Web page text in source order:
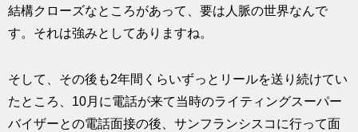
結構クローズなところがあって、要は人脈の世界なんで
す。それは強みとしてありますね。
そして、その後も2年間くらいずっとリールを送り続けてい
たところ、10月に電話が来て当時のライティングスーパー
バイザーとの電話面接の後、サンフランシスコに行って面